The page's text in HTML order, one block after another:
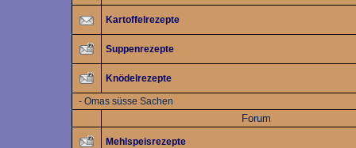
Kartoffelrezepte
Suppenrezepte
Knödelrezepte
- Omas süsse Sachen
Forum
Mehlspeisrezepte